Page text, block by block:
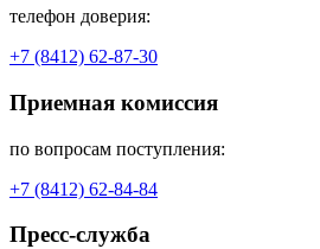
телефон доверия:
+7 (8412) 62-87-30
Приемная комиссия
по вопросам поступления:
+7 (8412) 62-84-84
Пресс-служба